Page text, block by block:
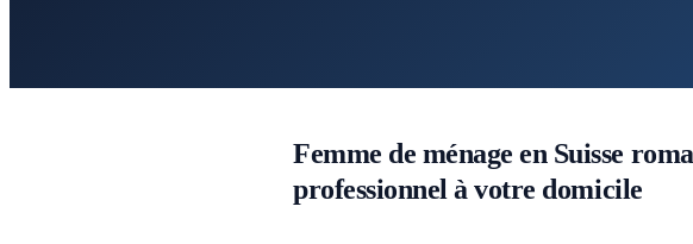
Femme de ménage en Suisse
professionnel à votre domicile